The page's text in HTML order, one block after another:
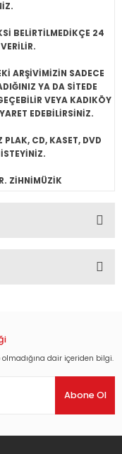
BELİRTİLMEDİKÇE 24
ARŞİVİMİZİN SADECE
YA DA SİTEDE
VEYA KADIKÖY
EDEBİLİRSİNİZ.
PLAK, CD, KASET, DVD
ZİHNİMÜZİK
dair içeriden bilgi.
Abone Ol